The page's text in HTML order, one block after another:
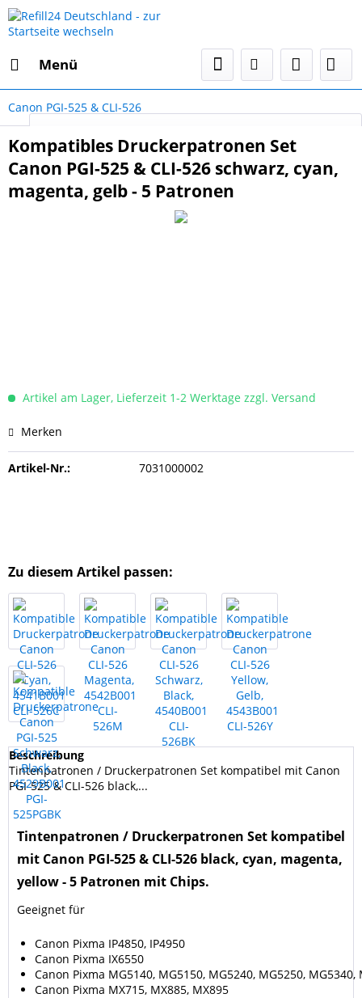
Menü
Canon PGI-525 & CLI-526
Kompatibles Druckerpatronen Set
Canon PGI-525 & CLI-526 schwarz, cyan,
magenta, gelb - 5 Patronen
Artikel am Lager, Lieferzeit 1-2 Werktage zzgl. Versand
Merken
Artikel-Nr.: 7031000002
Zu diesem Artikel passen:
Beschreibung
Tintenpatronen / Druckerpatronen Set kompatibel mit Canon
PGI-525 & CLI-526 black,...
Tintenpatronen / Druckerpatronen Set kompatibel
mit Canon PGI-525 & CLI-526 black, cyan, magenta,
yellow - 5 Patronen mit Chips.
Geeignet für
Canon Pixma IP4850, IP4950
Canon Pixma IX6550
Canon Pixma MG5140, MG5150, MG5240, MG5250,
Canon Pixma MX715, MX885, MX895